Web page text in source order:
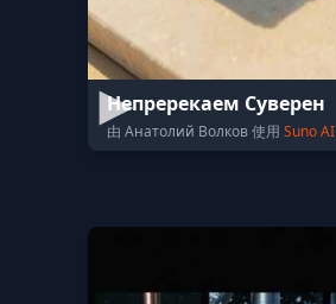
Непререкаем Суверен
由 Анатолий Волков 使用 Suno AI